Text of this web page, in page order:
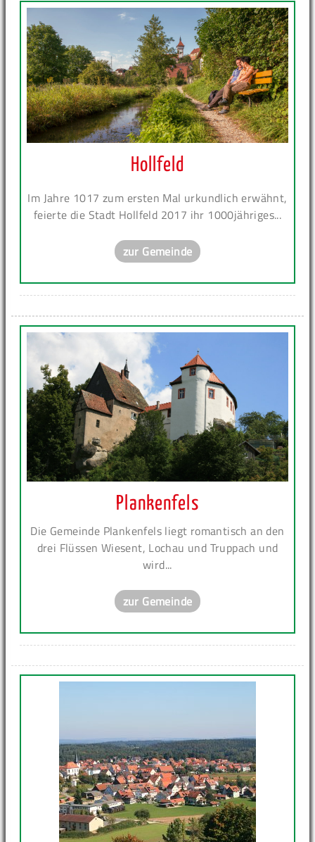
Hollfeld
Im Jahre 1017 zum ersten Mal urkundlich erwähnt,
feierte die Stadt Hollfeld 2017 ihr 1000jähriges...
zur Gemeinde
Plankenfels
Die Gemeinde Plankenfels liegt romantisch an den
drei Flüssen Wiesent, Lochau und Truppach und
wird...
zur Gemeinde